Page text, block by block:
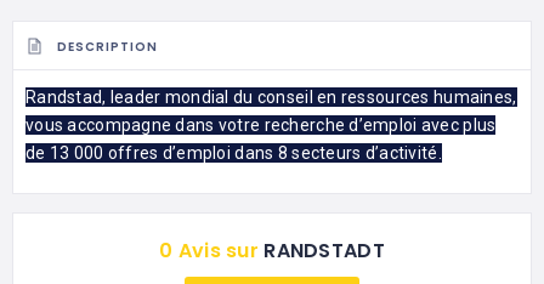
DESCRIPTION
Randstad, leader mondial du conseil en ressources humaines,
vous accompagne dans votre recherche d’emploi avec plus
de 13 000 offres d’emploi dans 8 secteurs d’activité.
0 Avis sur RANDSTADT